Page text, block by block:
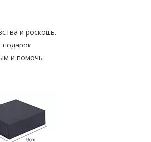
и роскошь.
подарок
и помочь